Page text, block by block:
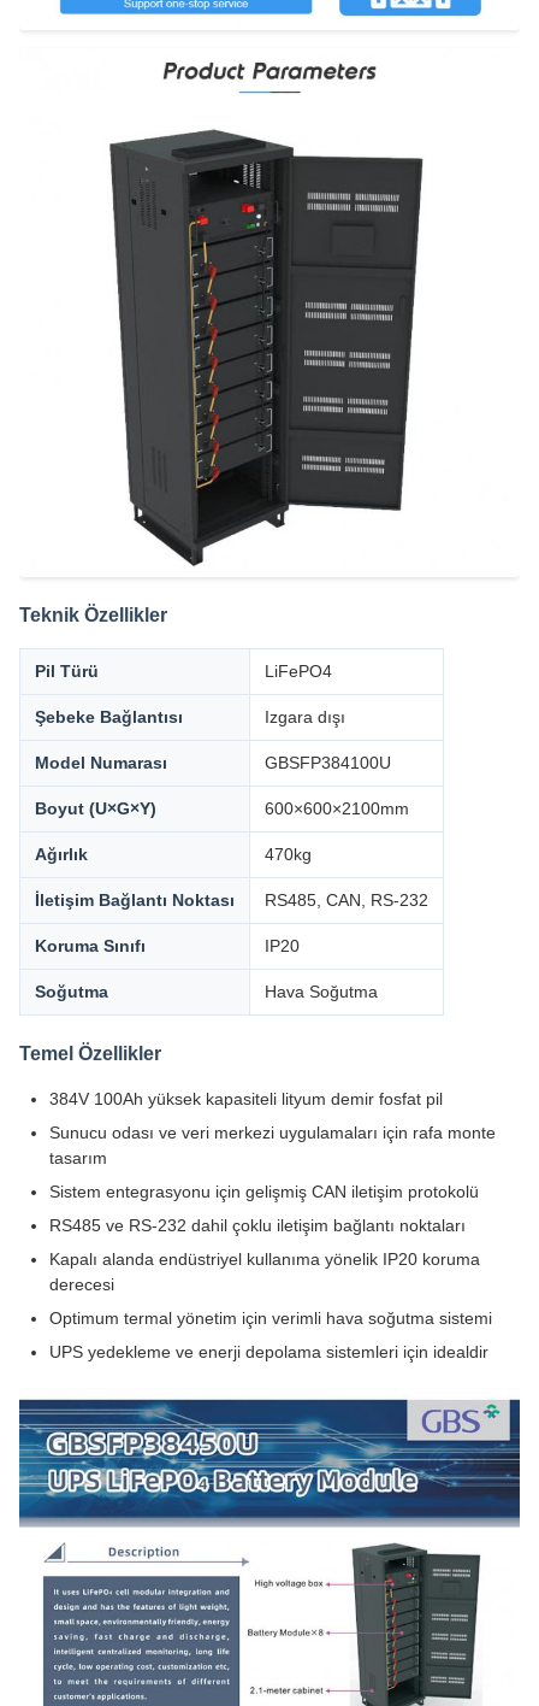
Teknik Özellikler
Pil Türü LiFePO4
Şebeke Bağlantısı Izgara dışı
Model Numarası GBSFP384100U
Boyut (U×G×Y) 600×600×2100mm
Ağırlık 470kg
İletişim Bağlantı Noktası RS485, CAN, RS-232
Koruma Sınıfı IP20
Soğutma Hava Soğutma
Temel Özellikler
384V 100Ah yüksek kapasiteli lityum demir fosfat pil
Sunucu odası ve veri merkezi uygulamaları için rafa monte
tasarım
Sistem entegrasyonu için gelişmiş CAN iletişim protokolü
RS485 ve RS-232 dahil çoklu iletişim bağlantı noktaları
Kapalı alanda endüstriyel kullanıma yönelik IP20 koruma
derecesi
Optimum termal yönetim için verimli hava soğutma sistemi
UPS yedekleme ve enerji depolama sistemleri için idealdir